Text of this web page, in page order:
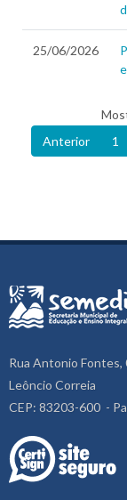
25/06/2026
Anterior
1
Rua Antonio Fontes,
Leôncio Correia
CEP: 83203-600 -